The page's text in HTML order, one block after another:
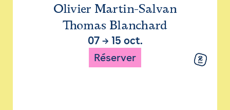
Olivier Martin-Salvan
Thomas Blanchard
07→ 15 oct.
Réserver